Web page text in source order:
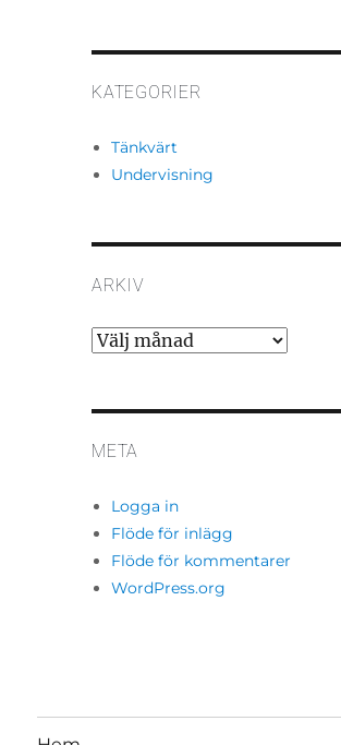
KATEGORIER
Tänkvärt
Undervisning
ARKIV
Arkiv
META
Logga in
Flöde för inlägg
Flöde för kommentarer
WordPress.org